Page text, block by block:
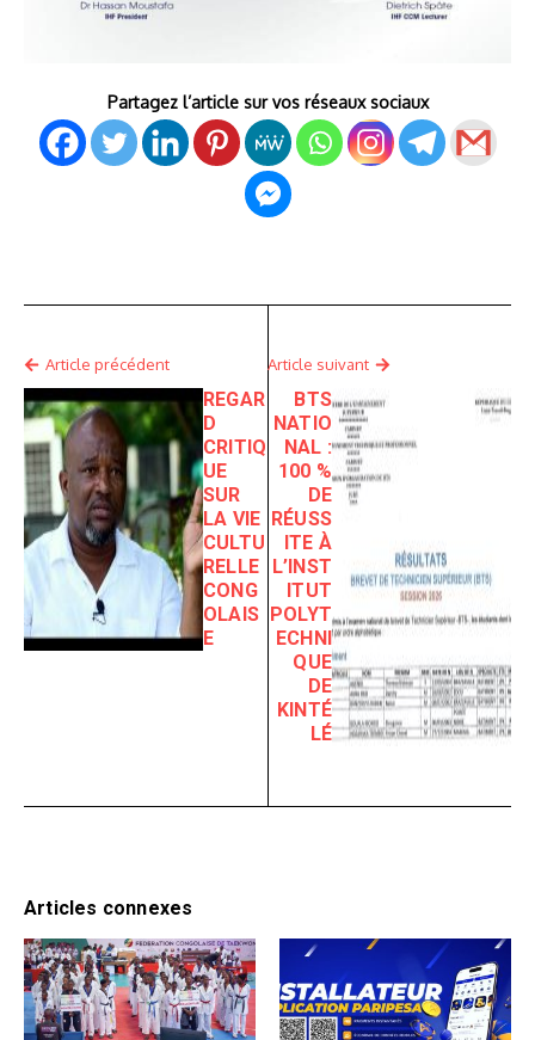
Partagez l’article sur vos réseaux sociaux
Article précédent
REGAR
D
CRITIQ
UE
SUR
LA VIE
CULTU
RELLE
CONG
OLAIS
E
Article suivant
BTS
NATIO
NAL :
100 %
DE
RÉUSS
ITE À
L’INST
ITUT
POLYT
ECHNI
QUE
DE
KINTÉ
LÉ
Articles connexes